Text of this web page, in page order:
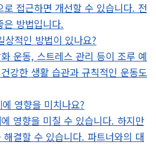
접근하면 개선할 수 있습니다. 전
방법입니다.
적인 방법이 있나요?
운동, 스트레스 관리 등이 조루 예
강한 생활 습관과 규칙적인 운동도
영향을 미치나요?
영향을 미칠 수 있습니다. 하지만
결할 수 있습니다. 파트너와의 대